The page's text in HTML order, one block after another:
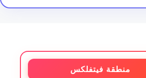
منطقة فيتفلكس